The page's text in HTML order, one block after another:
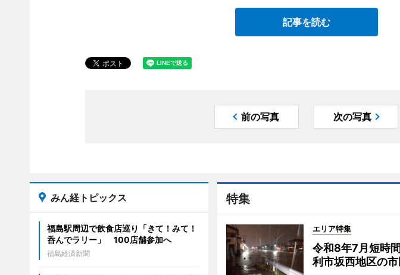
記事を読む
前の写真 次の写真
特集
エリア特集
令和8年7月短時
利市坂西地区の市
みん経トピックス
福島駅周辺で飲食店巡り「きて！みて！
呑んでラリー」 100店舗参加へ
福島経済新聞